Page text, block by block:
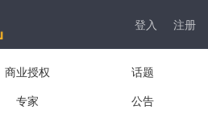
登入 注册
商业授权
话题
专家 公告